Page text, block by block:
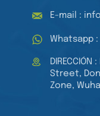
E-mail :
Whatsapp :
Street,
Zone,